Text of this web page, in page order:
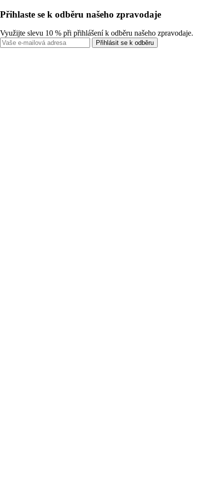
Přihlaste se k odběru našeho zpravodaje
Využijte slevu 10 % při přihlášení k odběru našeho zpravodaje.
Přihlásit se k odběru